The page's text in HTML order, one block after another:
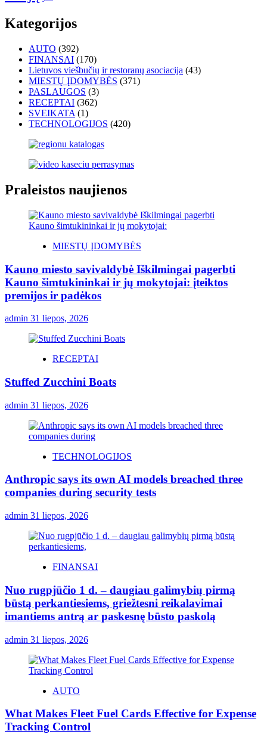
Kategorijos
AUTO (392)
FINANSAI (170)
Lietuvos viešbučių ir restoranų asociacija (43)
MIESTŲ ĮDOMYBĖS (371)
PASLAUGOS (3)
RECEPTAI (362)
SVEIKATA (1)
TECHNOLOGIJOS (420)
Praleistos naujienos
MIESTŲ ĮDOMYBĖS
Kauno miesto savivaldybė Iškilmingai pagerbti
Kauno šimtukininkai ir jų mokytojai: įteiktos
premijos ir padėkos
admin 31 liepos, 2026
RECEPTAI
Stuffed Zucchini Boats
admin 31 liepos, 2026
TECHNOLOGIJOS
Anthropic says its own AI models breached three
companies during security tests
admin 31 liepos, 2026
FINANSAI
Nuo rugpjūčio 1 d. – daugiau galimybių pirmą
būstą perkantiesiems, griežtesni reikalavimai
imantiems antrą ar paskesnę būsto paskolą
admin 31 liepos, 2026
AUTO
What Makes Fleet Fuel Cards Effective for Expense
Tracking Control